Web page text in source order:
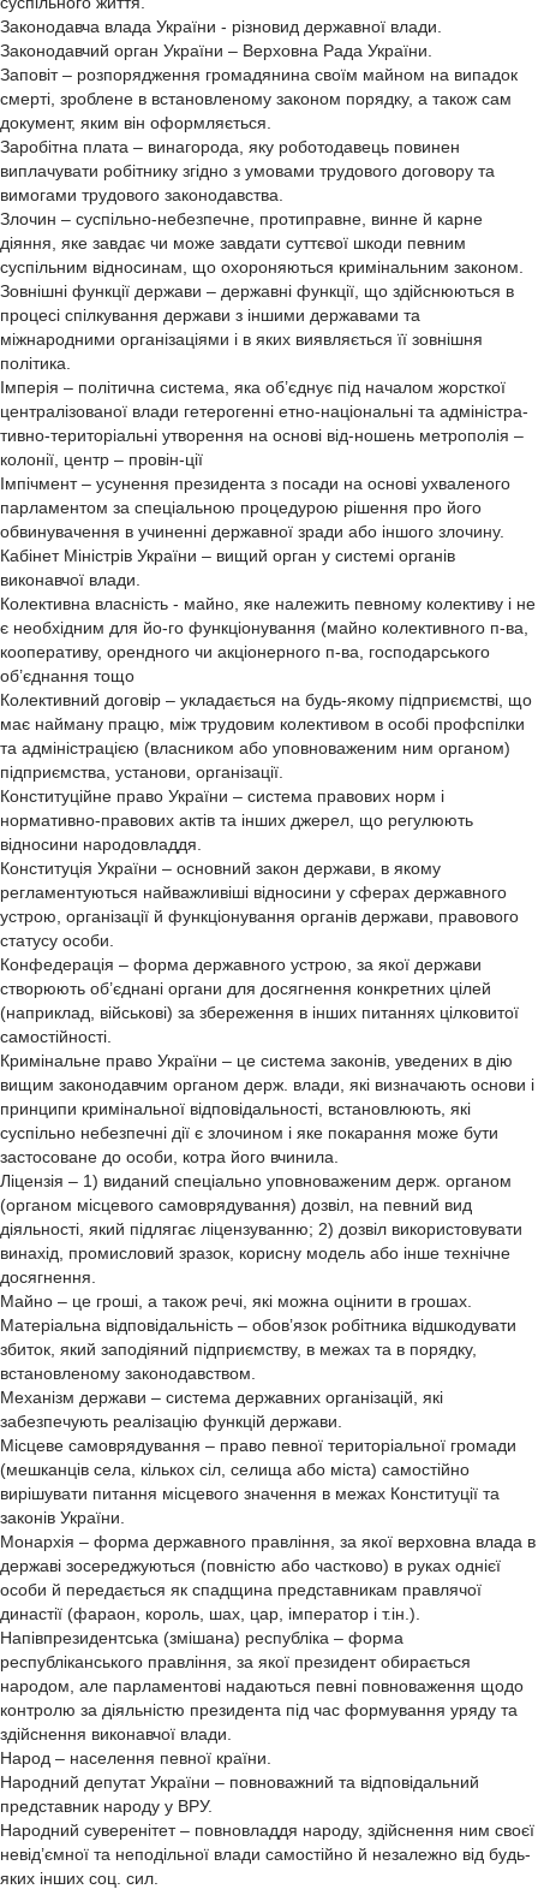
Законодавча влада України - різновид державної влади.
Законодавчий орган України – Верховна Рада України.
Заповіт – розпорядження громадянина своїм майном на випадок
смерті, зроблене в встановленому законом порядку, а також сам
документ, яким він оформляється.
Заробітна плата – винагорода, яку роботодавець повинен
виплачувати робітнику згідно з умовами трудового договору та
вимогами трудового законодавства.
Злочин – суспільно-небезпечне, протиправне, винне й карне
діяння, яке завдає чи може завдати суттєвої шкоди певним
суспільним відносинам, що охороняються кримінальним законом.
Зовнішні функції держави – державні функції, що здійснюються в
процесі спілкування держави з іншими державами та
міжнародними організаціями і в яких виявляється її зовнішня
політика.
Імперія – політична система, яка об’єднує під началом жорсткої
централізованої влади гетерогенні етно-національні та адміністра-
тивно-територіальні утворення на основі від-ношень метрополія –
колонії, центр – провін-ції
Імпічмент – усунення президента з посади на основі ухваленого
парламентом за спеціальною процедурою рішення про його
обвинувачення в учиненні державної зради або іншого злочину.
Кабінет Міністрів України – вищий орган у системі органів
виконавчої влади.
Колективна власність - майно, яке належить певному колективу і не
є необхідним для йо-го функціонування (майно колективного п-ва,
кооперативу, орендного чи акціонерного п-ва, господарського
об’єднання тощо
Колективний договір – укладається на будь-якому підприємстві, що
має найману працю, між трудовим колективом в особі профспілки
та адміністрацією (власником або уповноваженим ним органом)
підприємства, установи, організації.
Конституційне право України – система правових норм і
нормативно-правових актів та інших джерел, що регулюють
відносини народовладдя.
Конституція України – основний закон держави, в якому
регламентуються найважливіші відносини у сферах державного
устрою, організації й функціонування органів держави, правового
статусу особи.
Конфедерація – форма державного устрою, за якої держави
створюють об’єднані органи для досягнення конкретних цілей
(наприклад, військові) за збереження в інших питаннях цілковитої
самостійності.
Кримінальне право України – це система законів, уведених в дію
вищим законодавчим органом держ. влади, які визначають основи і
принципи кримінальної відповідальності, встановлюють, які
суспільно небезпечні дії є злочином і яке покарання може бути
застосоване до особи, котра його вчинила.
Ліцензія – 1) виданий спеціально уповноваженим держ. органом
(органом місцевого самоврядування) дозвіл, на певний вид
діяльності, який підлягає ліцензуванню; 2) дозвіл використовувати
винахід, промисловий зразок, корисну модель або інше технічне
досягнення.
Майно – це гроші, а також речі, які можна оцінити в грошах.
Матеріальна відповідальність – обов’язок робітника відшкодувати
збиток, який заподіяний підприємству, в межах та в порядку,
встановленому законодавством.
Механізм держави – система державних організацій, які
забезпечують реалізацію функцій держави.
Місцеве самоврядування – право певної територіальної громади
(мешканців села, кількох сіл, селища або міста) самостійно
вирішувати питання місцевого значення в межах Конституції та
законів України.
Монархія – форма державного правління, за якої верховна влада в
державі зосереджуються (повністю або частково) в руках однієї
особи й передається як спадщина представникам правлячої
династії (фараон, король, шах, цар, імператор і т.ін.).
Напівпрезидентська (змішана) республіка – форма
республіканського правління, за якої президент обирається
народом, але парламентові надаються певні повноваження щодо
контролю за діяльністю президента під час формування уряду та
здійснення виконавчої влади.
Народ – населення певної країни.
Народний депутат України – повноважний та відповідальний
представник народу у ВРУ.
Народний суверенітет – повновладдя народу, здійснення ним своєї
невід’ємної та неподільної влади самостійно й незалежно від будь-
яких інших соц. сил.